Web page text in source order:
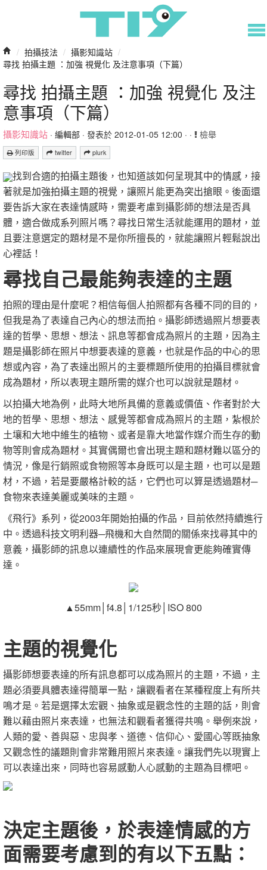
/ 拍攝技法 / 攝影知識站 /
尋找 拍攝主題 ：加強 視覺化 及注意事項（下篇）
尋找 拍攝主題 ：加強 視覺化 及注
意事項（下篇）
攝影知識站 · 編輯部 · 發表於 2012-01-05 12:00 · · 檢舉
列印版 twitter plurk
找到合適的拍攝主題後，也知道該如何呈現其中的情感，接
著就是加強拍攝主題的視覺，讓照片能更為突出搶眼。後面還
要告訴大家在表達情感時，需要考慮到攝影師的想法是否具
體，適合做成系列照片嗎？尋找日常生活就能運用的題材，並
且要注意選定的題材是不是你所擅長的，就能讓照片輕鬆說出
心裡話！
尋找自己最能夠表達的主題
拍照的理由是什麼呢？相信每個人拍照都有各種不同的目的，
但我是為了表達自己內心的想法而拍。攝影師透過照片想要表
達的哲學、思想、想法、訊息等都會成為照片的主題，因為主
題是攝影師在照片中想要表達的意義，也就是作品的中心的思
想或內容，為了表達出照片的主要標題所使用的拍攝目標就會
成為題材，所以表現主題所需的媒介也可以說就是題材。
以拍攝大地為例，此時大地所具備的意義或價值、作者對於大
地的哲學、思想、想法、感覺等都會成為照片的主題，紮根於
土壤和大地中維生的植物、或者是靠大地當作媒介而生存的動
物等則會成為題材。其實偶爾也會出現主題和題材難以區分的
情況，像是行銷照或食物照等本身既可以是主題，也可以是題
材，不過，若是要嚴格計較的話，它們也可以算是透過題材─
食物來表達美麗或美味的主題。
《飛行》系列，從2003年開始拍攝的作品，目前依然持續進行
中。透過科技文明利器─飛機和大自然間的關係來找尋其中的
意義，攝影師的訊息以連續性的作品來展現會更能夠確實傳
達。
▲55mm│f4.8│1/125秒│ISO 800
主題的視覺化
攝影師想要表達的所有訊息都可以成為照片的主題，不過，主
題必須要具體表達得簡單一點，讓觀看者在某種程度上有所共
鳴才是。若是選擇太宏觀、抽象或是觀念性的主題的話，則會
難以藉由照片來表達，也無法和觀看者獲得共鳴。舉例來說，
人類的愛、善與惡、忠與孝、道德、信仰心、愛國心等既抽象
又觀念性的議題則會非常難用照片來表達。讓我們先以現實上
可以表達出來，同時也容易感動人心感動的主題為目標吧。
決定主題後，於表達情感的方
面需要考慮到的有以下五點：